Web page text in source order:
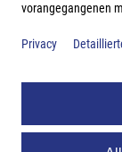
Hutter Trade
Bgm.-
vorangegangenen
Privacy